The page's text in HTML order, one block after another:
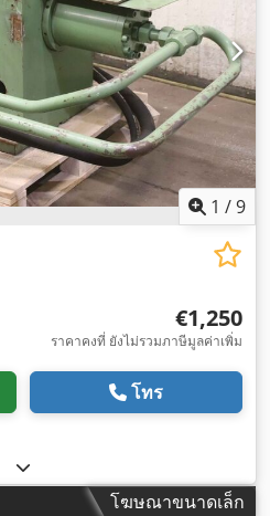
1 /9
€1,250
ราคาคงที่ ยังไม่รวมภาษีมูลค่าเพิ่ม
โทร
โฆษณาขนาดเล็ก